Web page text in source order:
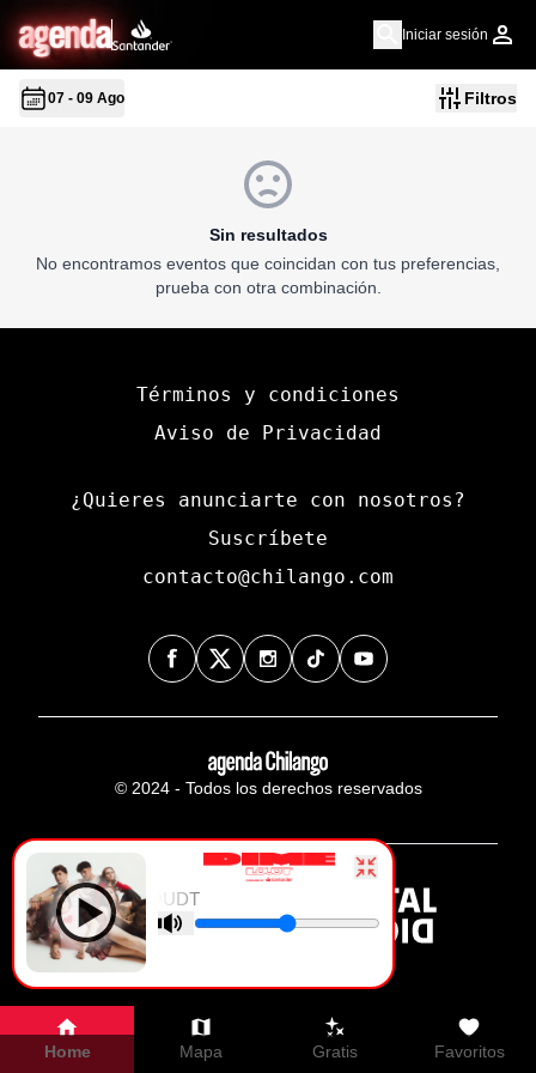
agenda Iniciar sesión
07 - 09 Ago Filtros
Sin resultados
No encontramos eventos que coincidan con tus preferencias,
prueba con otra combinación.
Términos y condiciones
Aviso de Privacidad
¿Quieres anunciarte con nosotros?
Suscríbete
contacto@chilango.com
© 2024 - Todos los derechos reservados
Home Mapa Gratis Favoritos
DIME - LOUDT